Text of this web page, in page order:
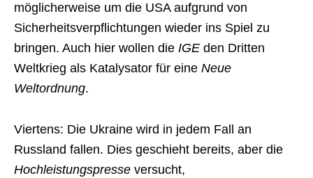
möglicherweise um die USA aufgrund von
Sicherheitsverpflichtungen wieder ins Spiel zu
bringen. Auch hier wollen die IGE den Dritten
Weltkrieg als Katalysator für eine Neue
Weltordnung.
Viertens: Die Ukraine wird in jedem Fall an
Russland fallen. Dies geschieht bereits, aber die
Hochleistungspresse versucht,